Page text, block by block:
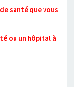
santé que vous
ou un hôpital à